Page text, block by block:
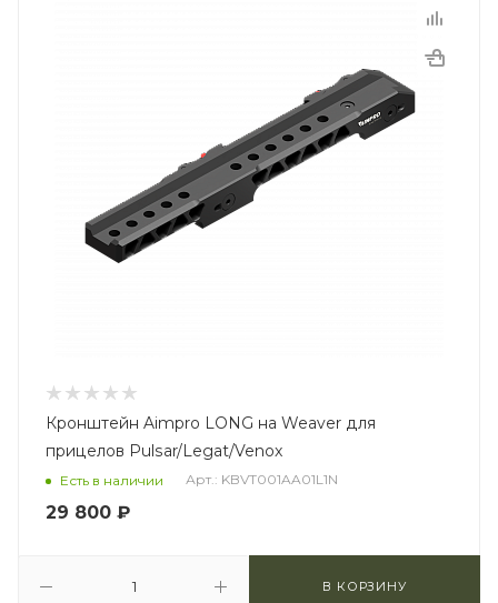
Кронштейн Aimpro LONG на Weaver для
прицелов Pulsar/Legat/Venox
Есть в наличии Арт.: KBVT001AA01L1N
29 800 ₽
В КОРЗИНУ